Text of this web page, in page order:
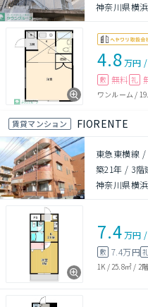
神奈川県横
4.8万円
敷 無料 礼
ワンルーム /
賃貸マンション FIORENTE
東急東横線
築21年 / 3階
神奈川県横
7.4万円
敷 7.4万円
1K / 25.8㎡ / 2階